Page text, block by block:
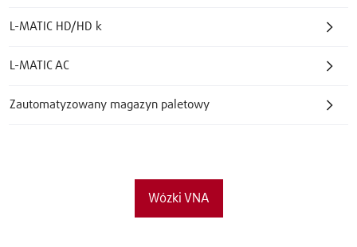
L-MATIC HD/HD k
L-MATIC AC
Zautomatyzowany magazyn paletowy
Wózki VNA